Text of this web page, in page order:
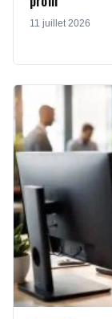
11 juillet 2026